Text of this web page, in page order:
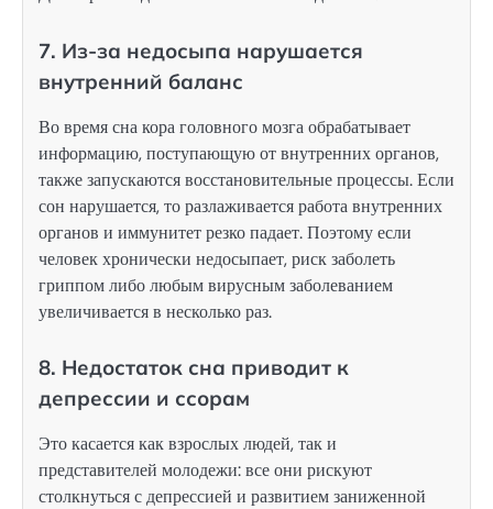
7. Из-за недосыпа нарушается
внутренний баланс
Во время сна кора головного мозга обрабатывает
информацию, поступающую от внутренних органов,
также запускаются восстановительные процессы. Если
сон нарушается, то разлаживается работа внутренних
органов и иммунитет резко падает. Поэтому если
человек хронически недосыпает, риск заболеть
гриппом либо любым вирусным заболеванием
увеличивается в несколько раз.
8. Недостаток сна приводит к
депрессии и ссорам
Это касается как взрослых людей, так и
представителей молодежи: все они рискуют
столкнуться с депрессией и развитием заниженной